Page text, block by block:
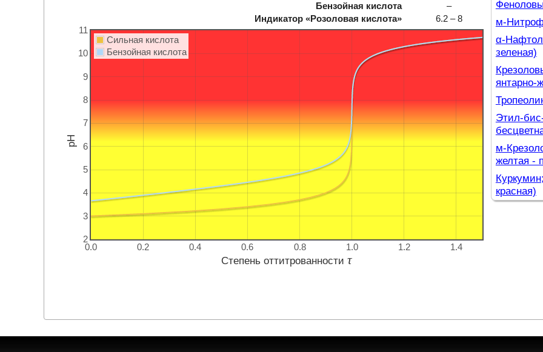
Бензойная кислота
–
Индикатор «Розоловая кислота» 6.2 – 8
0.0 0.2 0.4 0.6 0.8 1.0 1.2 1.4
2
3
4
5
6
7
8
9
10
11
Сильная кислота
Бензойная кислота
Степень оттитрованностиτ
pH
м-
α-
зеленая)
янтарно-
Этил-
м-
желтая -
красная)
синяя)
п-